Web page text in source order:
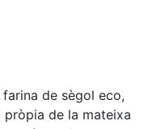
de sègol eco,
pròpia de la mateixa